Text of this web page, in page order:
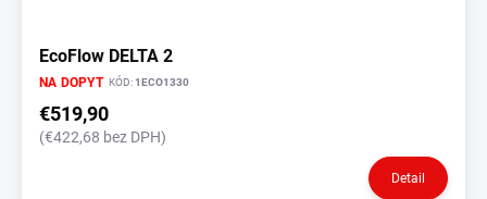
EcoFlow DELTA 2
NA DOPYT KÓD:1ECO1330
€519,90
(€422,68 bez DPH)
Detail